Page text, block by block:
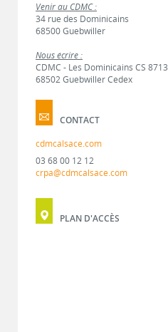
Venir au CDMC :
34 rue des Dominicains
68500 Guebwiller
Nous écrire :
CDMC - Les Dominicains CS 8713
68502 Guebwiller Cedex
CONTACT
cdmcalsace.com
03 68 00 12 12
crpa@cdmcalsace.com
PLAN D'ACCÈS